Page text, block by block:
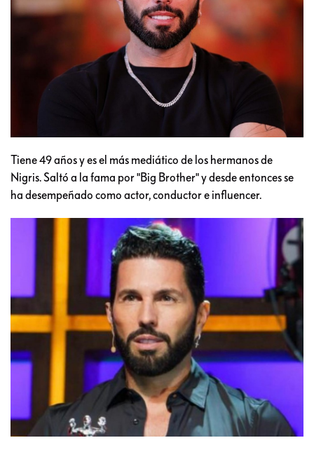
Tiene 49 años y es el más mediático de los hermanos de
Nigris. Saltó a la fama por "Big Brother" y desde entonces se
ha desempeñado como actor, conductor e influencer.